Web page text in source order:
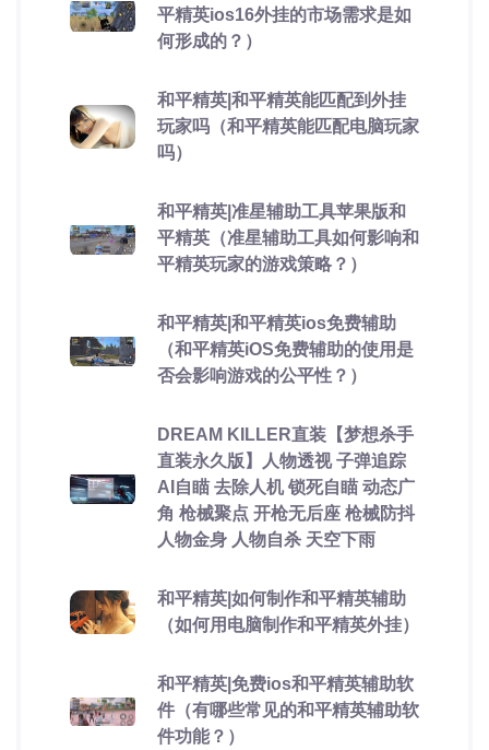
平精英ios16外挂的市场需求是如
何形成的？）
和平精英|和平精英能匹配到外挂
玩家吗（和平精英能匹配电脑玩家
吗）
和平精英|准星辅助工具苹果版和
平精英（准星辅助工具如何影响和
平精英玩家的游戏策略？）
和平精英|和平精英ios免费辅助
（和平精英iOS免费辅助的使用是
否会影响游戏的公平性？）
DREAM KILLER直装【梦想杀手
直装永久版】人物透视 子弹追踪
AI自瞄 去除人机 锁死自瞄 动态广
角 枪械聚点 开枪无后座 枪械防抖
人物金身 人物自杀 天空下雨
和平精英|如何制作和平精英辅助
（如何用电脑制作和平精英外挂）
和平精英|免费ios和平精英辅助软
件（有哪些常见的和平精英辅助软
件功能？）